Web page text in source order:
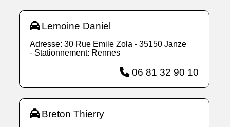
Lemoine Daniel
Adresse: 30 Rue Emile Zola - 35150 Janze
- Stationnement: Rennes
06 81 32 90 10
Breton Thierry